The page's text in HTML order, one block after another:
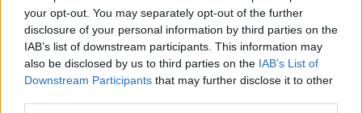
your opt-out. You may separately opt-out of the further
disclosure of your personal information by third parties on the
IAB’s list of downstream participants. This information may
also be disclosed by us to third parties on the IAB’s List of
Downstream Participants that may further disclose it to other
anuncios y páginas de destino. Este método te
permite experimentar con diferentes elementos,
como el texto del anuncio o el diseño de la página.
Al identificar qué variaciones generan mejores
resultados, podrás tomar decisiones más